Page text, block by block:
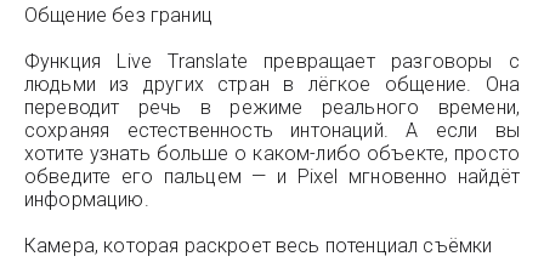
Общение без границ
Функция Live Translate превращает разговоры с
людьми из других стран в лёгкое общение. Она
переводит речь в режиме реального времени,
сохраняя естественность интонаций. А если вы
хотите узнать больше о каком-либо объекте, просто
обведите его пальцем — и Pixel мгновенно найдёт
информацию.
Камера, которая раскроет весь потенциал съёмки